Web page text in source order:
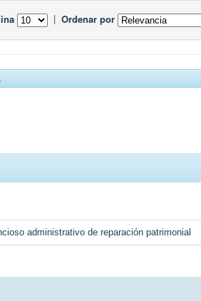
| Ordenar por
administrativo de reparación patrimonial